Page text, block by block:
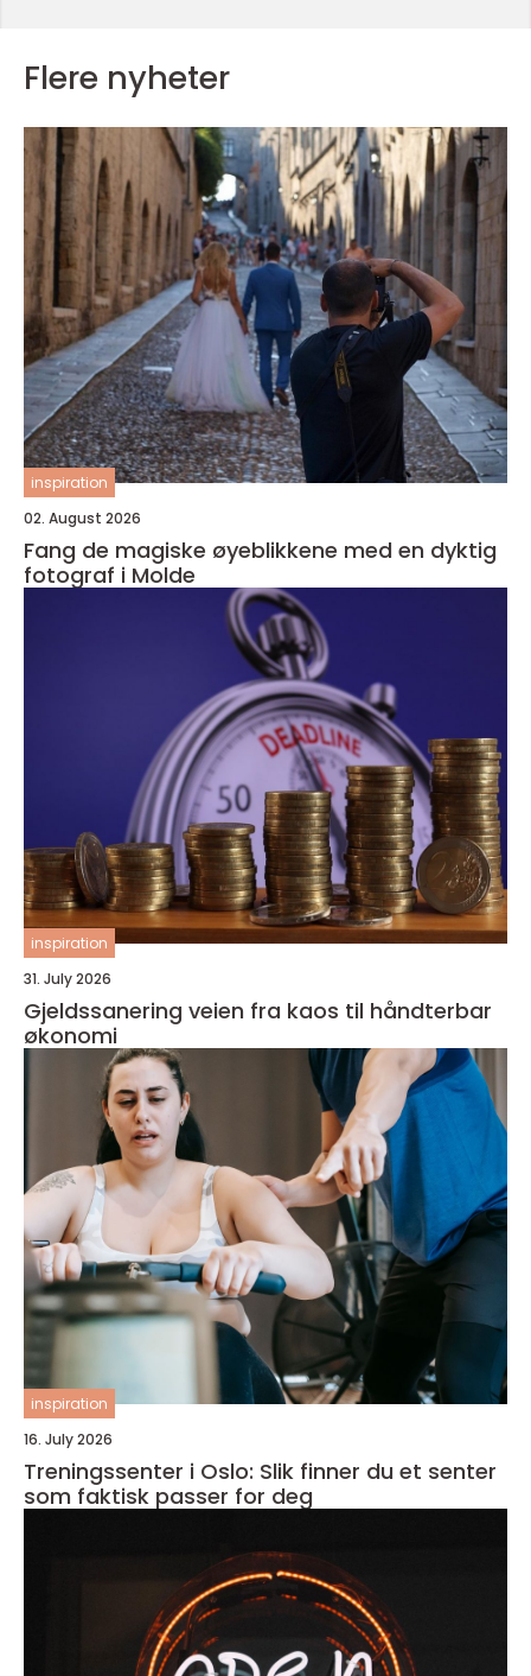
Flere nyheter
inspiration
02. August 2026
Fang de magiske øyeblikkene med en dyktig
fotograf i Molde
inspiration
31. July 2026
Gjeldssanering veien fra kaos til håndterbar
økonomi
inspiration
16. July 2026
Treningssenter i Oslo: Slik finner du et senter
som faktisk passer for deg